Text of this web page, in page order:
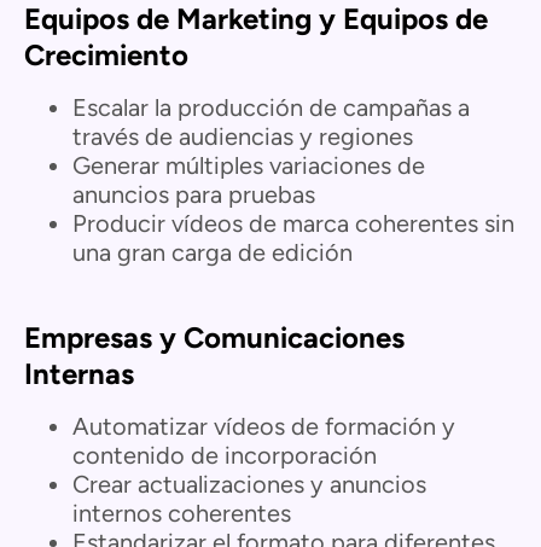
Equipos de Marketing y Equipos de
Crecimiento
Escalar la producción de campañas a
través de audiencias y regiones
Generar múltiples variaciones de
anuncios para pruebas
Producir vídeos de marca coherentes sin
una gran carga de edición
Empresas y Comunicaciones
Internas
Automatizar vídeos de formación y
contenido de incorporación
Crear actualizaciones y anuncios
internos coherentes